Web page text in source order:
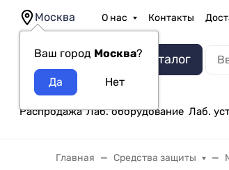
Москва
Ваш город Москва?
О нас Контакты
Каталог
Распродажа Лаб. оборудование Лаб.
Главная Средства защиты